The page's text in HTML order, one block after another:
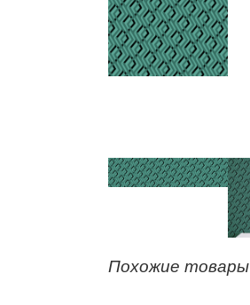
Похожие товары